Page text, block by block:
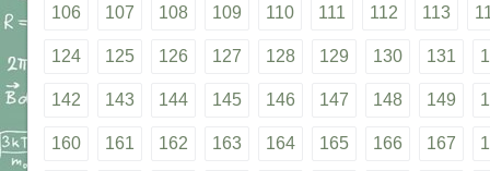
106 107 108 109 110 111 112 113
124 125 126 127 128 129 130 131
142 143 144 145 146 147 148 149
160 161 162 163 164 165 166 167